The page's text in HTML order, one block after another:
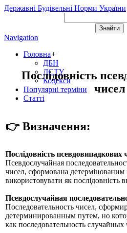
Державні Будівельні Норми України
Navigation
Головна+
ДБН
ДСТУ
Кодекси
Популярні терміни
Статті
Послідовність
чисел
👉 Визначення:
Послідовність псевдовипадкових
Псевдослучайная
чисел, сформована
використовувати як послідовність
Псевдослучайная
Последовательность чисел,
детерминированным путем, но
как последовательность случайных